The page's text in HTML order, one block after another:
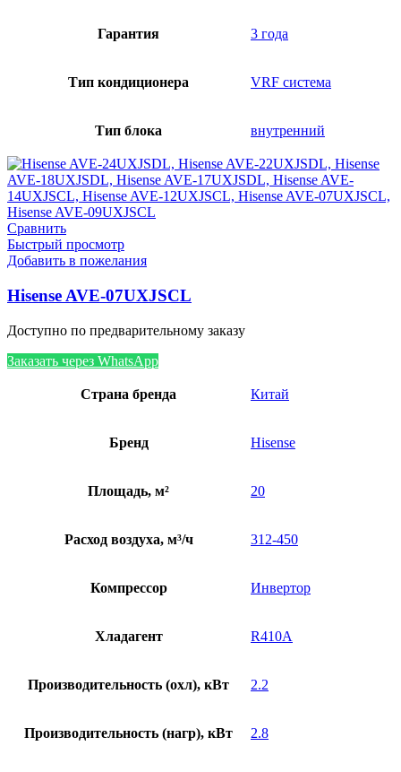
Гарантия 3 года
Тип кондиционера VRF система
Тип блока внутренний
Сравнить
Быстрый просмотр
Добавить в пожелания
Hisense AVE-07UXJSCL
Доступно по предварительному заказу
Заказать через WhatsApp
Страна бренда Китай
Бренд Hisense
Площадь, м² 20
Расход воздуха, м³/ч 312-450
Компрессор Инвертор
Хладагент R410A
Производительность (охл), кВт 2.2
Производительность (нагр), кВт 2.8